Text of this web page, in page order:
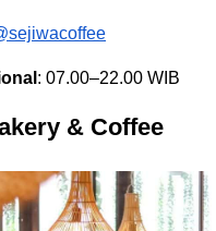
: 07.00–22.00 WIB
& Coffee